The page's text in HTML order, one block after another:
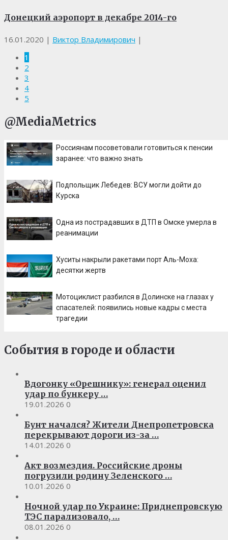
Донецкий аэропорт в декабре 2014-го
16.01.2020 | Виктор Владимирович |
1
2
3
4
5
@MediaMetrics
Россиянам посоветовали готовиться к пенсии
заранее: что важно знать
Подпольщик Лебедев: ВСУ могли дойти до
Курска
Одна из пострадавших в ДТП в Омске умерла в
реанимации
Хуситы накрыли ракетами порт Аль-Моха:
десятки жертв
Мотоциклист разбился в Долинске на глазах у
спасателей: появились новые кадры с места
трагедии
События в городе и области
Вдогонку «Орешнику»: генерал оценил
удар по бункеру …
19.01.2026 0
Бунт начался? Жители Днепропетровска
перекрывают дороги из-за …
14.01.2026 0
Акт возмездия. Российские дроны
погрузили родину Зеленского …
10.01.2026 0
Ночной удар по Украине: Приднепровскую
ТЭС парализовало, …
08.01.2026 0